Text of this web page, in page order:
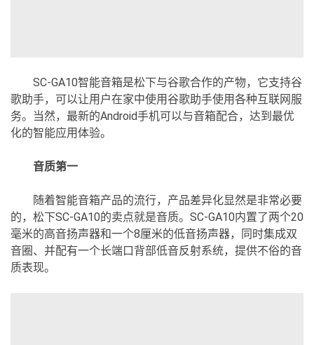
SC-GA10智能音箱是松下与谷歌合作的产物，它支持谷
歌助手，可以让用户在家中使用谷歌助手使用各种互联网服
务。当然，最新的Android手机可以与音箱配合，达到最优
化的智能应用体验。
音质第一
随着智能音箱产品的流行，产品差异化显然是非常必要
的，松下SC-GA10的卖点就是音质。SC-GA10内置了两个20
毫米的高音扬声器和一个8厘米的低音扬声器，同时集成双
音圈、并配有一个长端口背部低音反射系统，提供不俗的音
质表现。